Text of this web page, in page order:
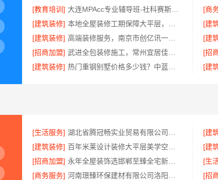
[教育培训]
[商
[建筑装修]
[建
[建筑装修]
[建
[招商加盟]
[招
[建筑装修]
[建
[生活服务] [建
[建筑装修]
[建
[招商加盟]
[生
[商务服务]
[招